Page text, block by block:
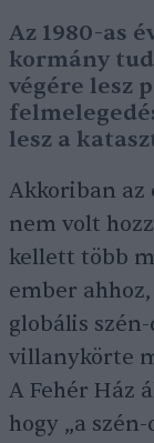
Az 1980-as
kormány
végére lesz
lesz a
Akkoriban az
nem volt
kellett több
ember
globális
villanykörte
A Fehér Ház
hogy „a